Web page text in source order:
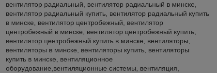
вентилятор радиальный, вентилятор радиальный в минске,
вентилятор радиальный купить, вентилятор радиальный купить
в минске, вентилятор центробежный, вентилятор
центробежный в минске, вентилятор центробежный купить,
вентилятор центробежный купить в минске, вентиляторы,
вентиляторы в минске, вентиляторы купить, вентиляторы
купить в минске, вентиляционное
оборудование,вентиляционные системы, вентиляция,